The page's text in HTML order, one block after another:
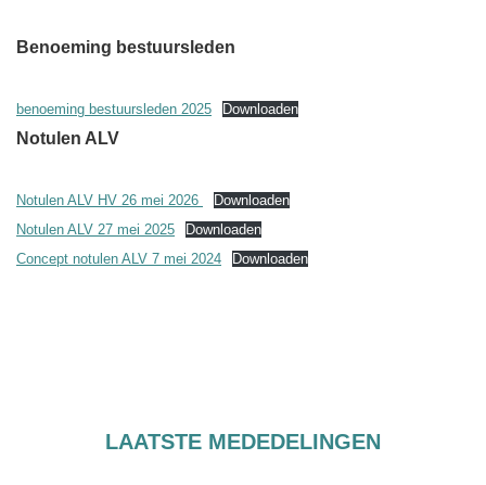
Benoeming bestuursleden
benoeming bestuursleden 2025 Downloaden
Notulen ALV
Notulen ALV HV 26 mei 2026
Downloaden
Notulen ALV 27 mei 2025
Downloaden
Concept notulen ALV 7 mei 2024
Downloaden
LAATSTE MEDEDELINGEN